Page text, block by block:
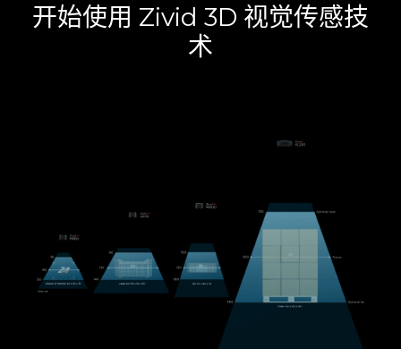
开始使用 Zivid 3D 视觉传感技
术